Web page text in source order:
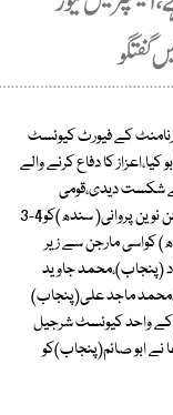
کے فیورٹ کیوئسٹ
) کوآسان مقابلے کے بعد4-0 سے قابو کیا،اعزاز کا دفاع کرنے والے
سے شکست دیدی،قومی
چیمپئن اورسیڈ3حمزہ اکبر(پنجاب) نے سابق قومی چیمپئن نوین پروانی( سندھ)کو4-3
کواسی مارجن سے زیر
(پنجاب)،محمد جاوید
ماجد علی(پنجاب)
واحد کیوئسٹ شرجیل
نے ابو صائم(پنجاب)کو